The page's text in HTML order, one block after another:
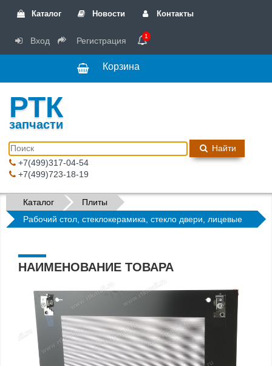
Каталог Новости Контакты
Вход Регистрация 1
Корзина
РТК
запчасти
Найти
+7(499)317-04-54
+7(499)723-18-19
Каталог
Плиты
Рабочий стол, стеклокерамика, стекло двери, лицевые
НАИМЕНОВАНИЕ ТОВАРА